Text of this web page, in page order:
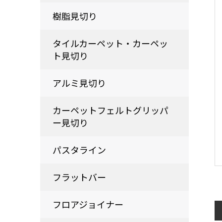
樹脂見切り
タイルカーペット・カーペッ
ト見切り
アルミ見切り
カーペットフェルトグリッパ
ー見切り
パスタライン
フラットバー
フロアジョイナー